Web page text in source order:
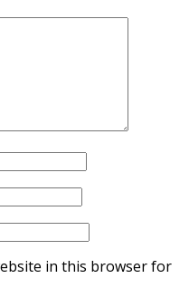
in this browser for